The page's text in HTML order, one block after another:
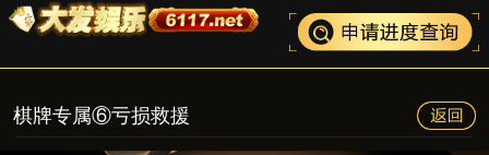
棋牌专属⑥亏损救援